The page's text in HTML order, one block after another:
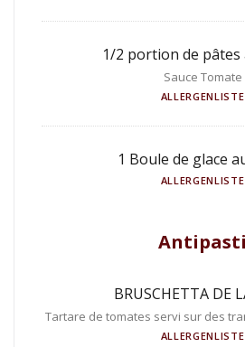
1/2 portion de pâtes
Sauce Tomate
ALLERGENLISTE
1 Boule de glace
ALLERGENLISTE
Antipasti
BRUSCHETTA DE
Tartare de tomates servi sur des
ALLERGENLISTE